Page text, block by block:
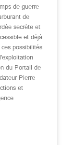
de guerre
de
secrète et
et déjà
possibilités
du Portail de
Pierre
et